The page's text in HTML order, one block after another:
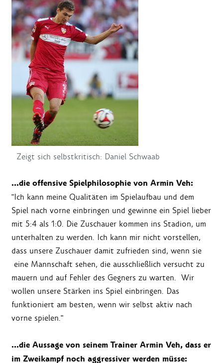
Zeigt sich selbstkritisch: Daniel Schwaab
…die offensive Spielphilosophie von Armin Veh:
"Ich kann meine Qualitäten im Spielaufbau und dem
Spiel nach vorne einbringen und gewinne ein Spiel lieber
mit 5:4 als 1:0. Die Zuschauer kommen ins Stadion, um
unterhalten zu werden. Ich kann mir nicht vorstellen,
dass unsere Zuschauer damit zufrieden sind, wenn sie
eine Mannschaft sehen, die ausschließlich versucht zu
mauern und auf Fehler des Gegners zu warten. Wir
wollen unsere Stärken ins Spiel einbringen. Das
funktioniert am besten, wenn wir selbst aktiv nach
vorne spielen."
…die Aussage von seinem Trainer Armin Veh, dass er
im Zweikampf noch aggressiver werden müsse: